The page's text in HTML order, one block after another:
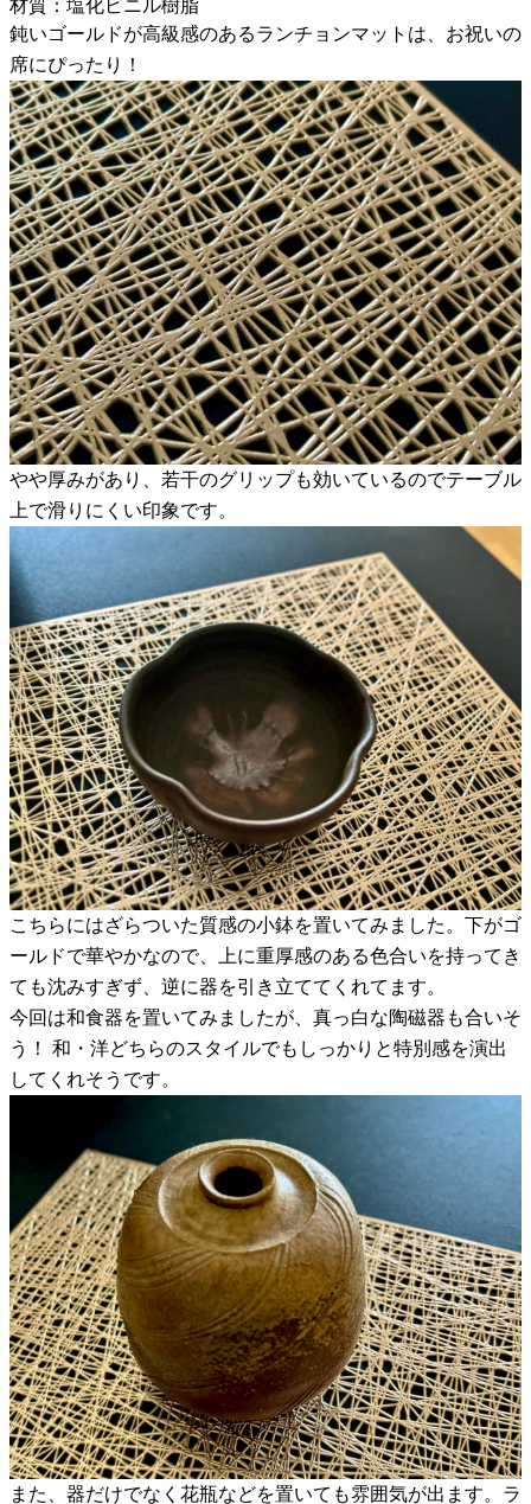
材質：塩化ビニル樹脂
鈍いゴールドが高級感のあるランチョンマットは、お祝いの
席にぴったり！
やや厚みがあり、若干のグリップも効いているのでテーブル
上で滑りにくい印象です。
こちらにはざらついた質感の小鉢を置いてみました。下がゴ
ールドで華やかなので、上に重厚感のある色合いを持ってき
ても沈みすぎず、逆に器を引き立ててくれてます。
今回は和食器を置いてみましたが、真っ白な陶磁器も合いそ
う！ 和・洋どちらのスタイルでもしっかりと特別感を演出
してくれそうです。
また、器だけでなく花瓶などを置いても雰囲気が出ます。ラ